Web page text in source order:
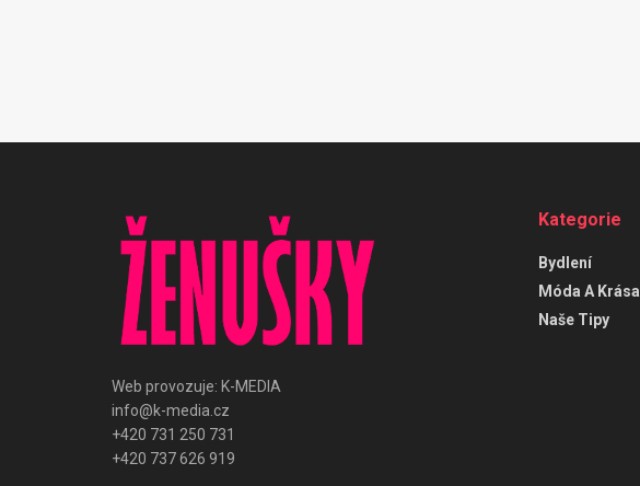
Web provozuje: K-MEDIA
info@k-media.cz
+420 731 250 731
+420 737 626 919
Kategorie
Bydlení
Móda A Krása
Naše Tipy